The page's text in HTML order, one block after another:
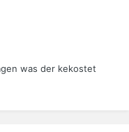
was der kekostet